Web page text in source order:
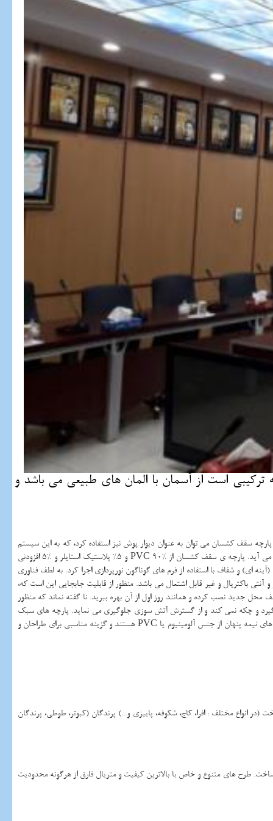
است از آسمان با المان های طبیعی می باشد و
سقف کشسان می توان به عنوان دیوار پوش نیز استفاده کرد، که به این سیستم
دیوار کشسان گفته می شود، سقف کشسان و دیوار کشسان قابلیت نورپردازی را دارا می باشند که این قابلیت یکی از عناصر مهم زیباسازی دکوراسیون و طراحی داخلی به حساب می آید. پارچه ی سقف کشسان از %90 PVC و 5% پلاستیک استایلر و %5 افزودنی
لاکر (آینه ای) و شفاف با استفاده از فرم های گوناگون نورپردازی اجرا کرد. به لطف فناوری
باکتریال و غیر قابل اشتعال می باشد. منظور از قابلیت جابجایی این است که،
جدید نصب کرده و همانند روز اول از آن بهره ببرید. نا گفته نماند که منظور
گیرد و چکه نمی کند و از گسترش آتش سوزی جلوگیری می نماید. پارچه های سبک
وزن از مواد رول ساخته شده اند تا به آسانی بتوان آنها را به هر شکل و اندازه ای درست کرد. هر پنل دارای یک هارپون (گیره) است که در داخل ریل قرار می گیرد. معمولا ریل های نیمه پنهان از جنس آلومینیوم یا PVC هستند و گزینه مناسبی برای طراحان و
انواع مختلف : افرا، کاج، شکوفه، پاییزی و...) پرندگان (کبوتر، طوطی، پرندگان
طرح های متنوع و خاص با بالاترین کیفیت و متریال فارق از هرگونه محدودیت